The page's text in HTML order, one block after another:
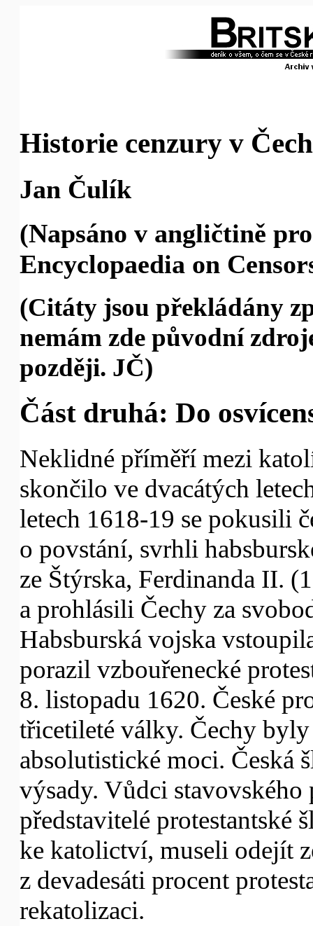
Historie cenzury v
Jan Čulík
(Napsáno v angličtině
Encyclopaedia on
(Citáty jsou překládány
nemám zde původní
později. JČ)
Část druhá: Do
Neklidné příměří mezi
skončilo ve dvacátých
letech 1618-19 se pokusili
o povstání, svrhli
ze Štýrska, Ferdinanda II.
a prohlásili Čechy za
Habsburská vojska
porazil vzbouřenecké
8. listopadu 1620. České
třicetileté války. Čechy
absolutistické moci. Česká
výsady. Vůdci
představitelé protestantské
ke katolictví, museli odejít
z devadesáti procent
rekatolizaci.